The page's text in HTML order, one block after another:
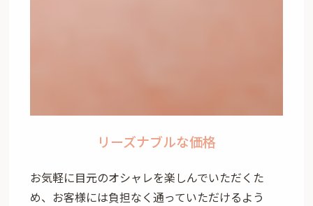
リーズナブルな価格
お気軽に目元のオシャレを楽しんでいただくた
め、お客様には負担なく通っていただけるよう